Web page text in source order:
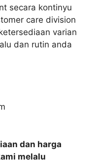
secara kontinyu
care division
varian
dan rutin anda
dan harga
melalu